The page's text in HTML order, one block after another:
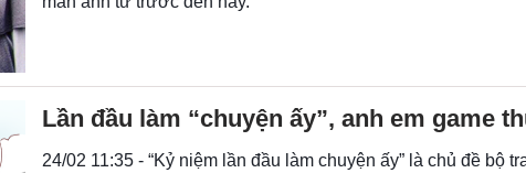
Lần đầu làm “chuyện ấy”, anh em game
24/02 11:35 - “Kỷ niệm lần đầu làm chuyện ấy” là chủ đề bộ